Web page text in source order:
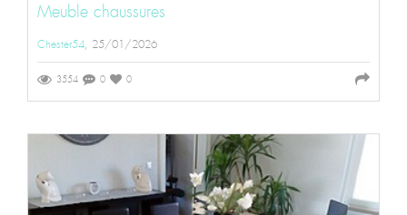
Meuble chaussures
Chester54, 25/01/2026
3554 0 0